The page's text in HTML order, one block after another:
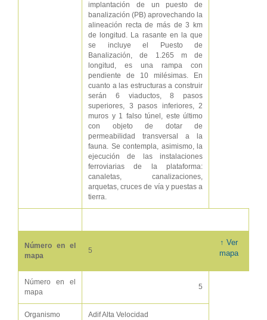
implantación de un puesto de
banalización (PB) aprovechando la
alineación recta de más de 3 km
de longitud. La rasante en la que
se incluye el Puesto de
Banalización, de 1.265 m de
longitud, es una rampa con
pendiente de 10 milésimas. En
cuanto a las estructuras a construir
serán 6 viaductos, 8 pasos
superiores, 3 pasos inferiores, 2
muros y 1 falso túnel, este último
con objeto de dotar de
permeabilidad transversal a la
fauna. Se contempla, asimismo, la
ejecución de las instalaciones
ferroviarias de la plataforma:
canaletas, canalizaciones,
arquetas, cruces de vía y puestas a
tierra.
Número en el
mapa
5
↑ Ver
mapa
Número en el
mapa
5
Organismo Adif Alta Velocidad